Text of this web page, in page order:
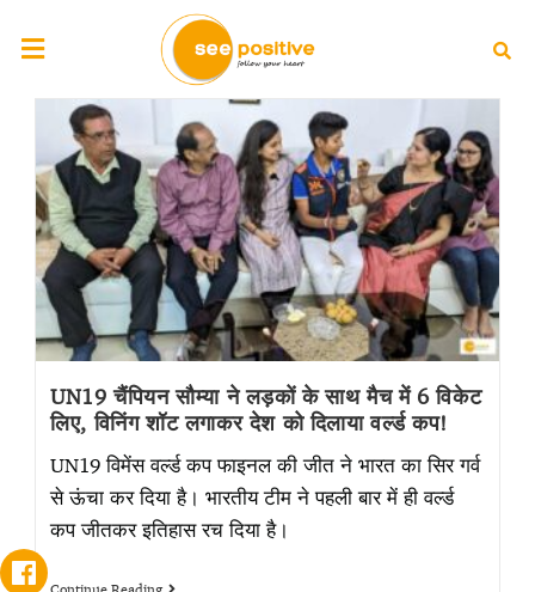
UN19 चैंपियन सौम्या ने लड़कों के साथ मैच में 6 विकेट
लिए, विनिंग शॉट लगाकर देश को दिलाया वर्ल्ड कप!
UN19 विमेंस वर्ल्ड कप फाइनल की जीत ने भारत का सिर गर्व
से ऊंचा कर दिया है। भारतीय टीम ने पहली बार में ही वर्ल्ड
कप जीतकर इतिहास रच दिया है।